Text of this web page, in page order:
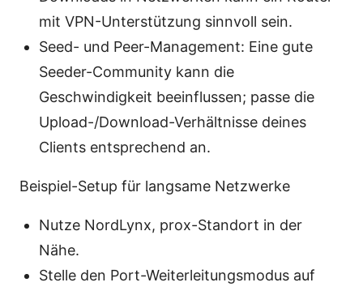
mit VPN-Unterstützung sinnvoll sein.
Seed- und Peer-Management: Eine gute
Seeder-Community kann die
Geschwindigkeit beeinflussen; passe die
Upload-/Download-Verhältnisse deines
Clients entsprechend an.
Beispiel-Setup für langsame Netzwerke
Nutze NordLynx, prox-Standort in der
Nähe.
Stelle den Port-Weiterleitungsmodus auf